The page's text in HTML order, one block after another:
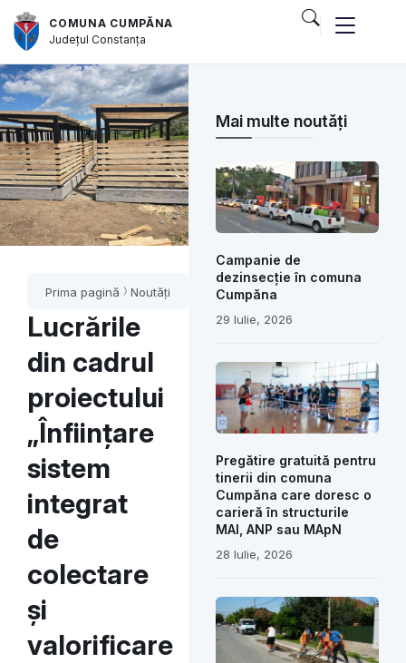
COMUNA CUMPĂNA
JudețulConstanța
Prima pagină Noutăți
Lucrările
din cadrul
proiectului
„Înființare
sistem
integrat
de
colectare
și
valorificare
Mai multe noutăți
Campanie de
dezinsecție în comuna
Cumpăna
29 Iulie, 2026
Pregătire gratuită pentru
tinerii din comuna
Cumpăna care doresc o
carieră în structurile
MAI, ANP sau MApN
28 Iulie, 2026